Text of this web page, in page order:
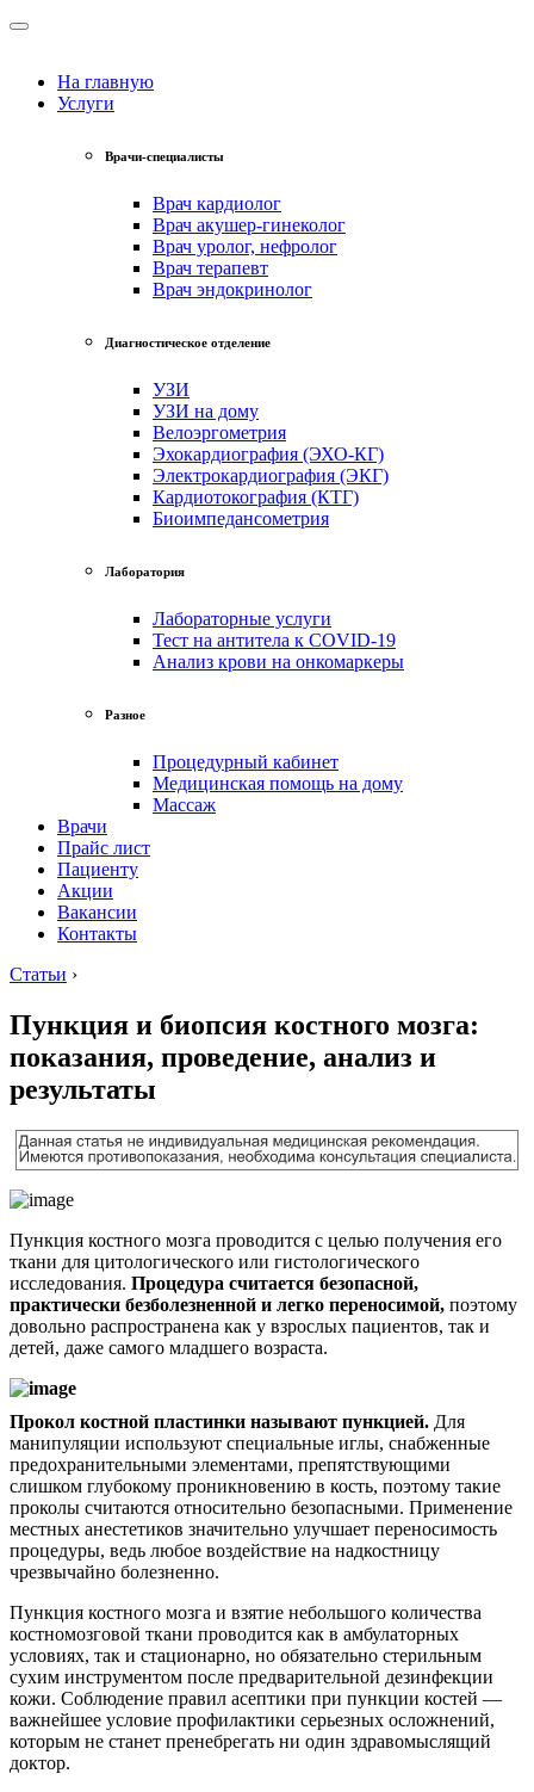
На главную
Услуги
Врачи-специалисты
Врач кардиолог
Врач акушер-гинеколог
Врач уролог, нефролог
Врач терапевт
Врач эндокринолог
Диагностическое отделение
УЗИ
УЗИ на дому
Велоэргометрия
Эхокардиография (ЭХО-КГ)
Электрокардиография (ЭКГ)
Кардиотокография (КТГ)
Биоимпедансометрия
Лаборатория
Лабораторные услуги
Тест на антитела к COVID-19
Анализ крови на онкомаркеры
Разное
Процедурный кабинет
Медицинская помощь на дому
Массаж
Врачи
Прайс лист
Пациенту
Акции
Вакансии
Контакты
Статьи ›
Пункция и биопсия костного мозга:
показания, проведение, анализ и
результаты
Пункция костного мозга проводится с целью получения его
ткани для цитологического или гистологического
исследования. Процедура считается безопасной,
практически безболезненной и легко переносимой, поэтому
довольно распространена как у взрослых пациентов, так и
детей, даже самого младшего возраста.
Прокол костной пластинки называют пункцией. Для
манипуляции используют специальные иглы, снабженные
предохранительными элементами, препятствующими
слишком глубокому проникновению в кость, поэтому такие
проколы считаются относительно безопасными. Применение
местных анестетиков значительно улучшает переносимость
процедуры, ведь любое воздействие на надкостницу
чрезвычайно болезненно.
Пункция костного мозга и взятие небольшого количества
костномозговой ткани проводится как в амбулаторных
условиях, так и стационарно, но обязательно стерильным
сухим инструментом после предварительной дезинфекции
кожи. Соблюдение правил асептики при пункции костей —
важнейшее условие профилактики серьезных осложнений,
которым не станет пренебрегать ни один здравомыслящий
доктор.